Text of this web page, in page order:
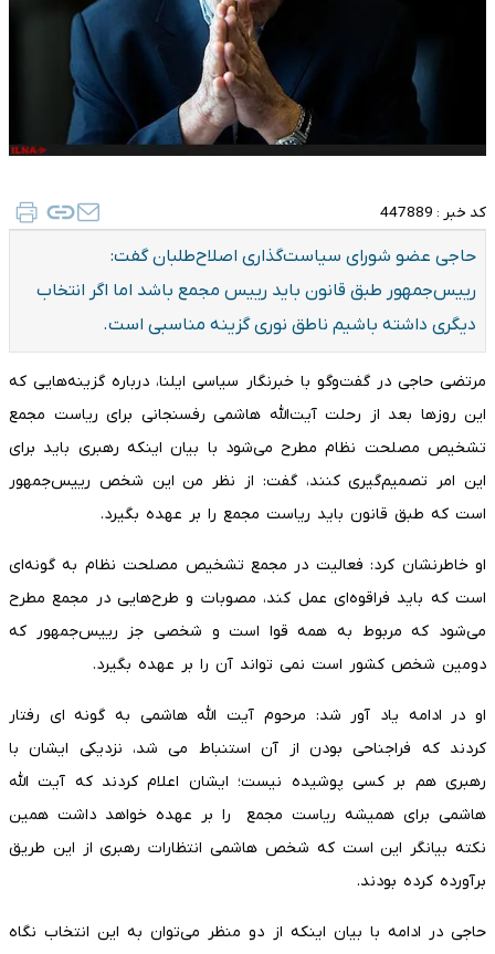
کد خبر : 447889
حاجی عضو شورای سیاست‌گذاری اصلاح‌طلبان گفت:
رییس‌جمهور طبق قانون باید رییس مجمع باشد اما اگر انتخاب
دیگری داشته باشیم ناطق نوری گزینه مناسبی است.
مرتضی حاجی در گفت‌وگو با خبرنگار سیاسی ایلنا، درباره گزینه‌هایی که
این روزها بعد از رحلت آیت‌الله هاشمی رفسنجانی برای ریاست مجمع
تشخیص مصلحت نظام مطرح می‌شود با بیان اینکه رهبری باید برای
این امر تصمیم‌گیری کنند، گفت: از نظر من این شخص رییس‌جمهور
است که طبق قانون باید ریاست مجمع را بر عهده بگیرد.
او خاطرنشان کرد: فعالیت در مجمع تشخیص مصلحت نظام به گونه‌ای
است که باید فراقوه‌ای عمل کند، مصوبات و طرح‌هایی در مجمع مطرح
می‌شود که مربوط به همه قوا است و شخصی جز رییس‌جمهور که
دومین شخص کشور است نمی تواند آن را بر عهده بگیرد.
او در ادامه یاد آور شد: مرحوم آیت الله هاشمی به گونه ای رفتار
کردند که فراجناحی بودن از آن استنباط می شد، نزدیکی ایشان با
رهبری هم بر کسی پوشیده نیست؛ ایشان اعلام کردند که آیت الله
هاشمی برای همیشه ریاست مجمع را بر عهده خواهد داشت همین
نکته بیانگر این است که شخص هاشمی انتظارات رهبری از این طریق
برآورده کرده بودند.
حاجی در ادامه با بیان اینکه از دو منظر می‌توان به این انتخاب نگاه